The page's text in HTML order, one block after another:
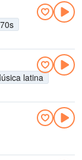
70s
latina